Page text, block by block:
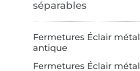
séparables
Fermetures Éclair métal
antique
Fermetures Éclair métal